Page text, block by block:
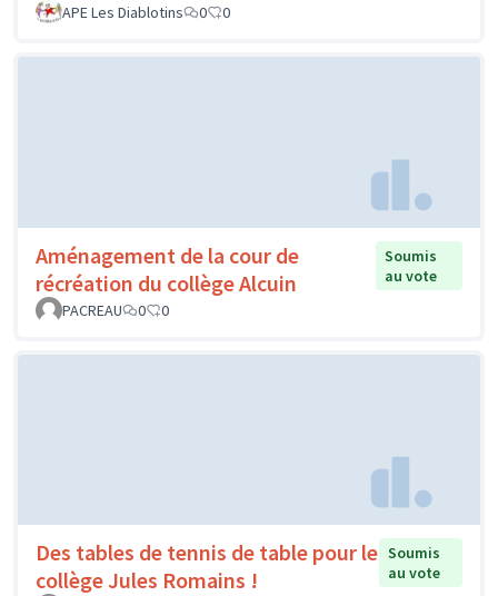
APE Les Diablotins 0 0
Aménagement de la cour de
récréation du collège Alcuin
Soumis
au vote
PACREAU
0 0
Des tables de tennis de table pour le
collège Jules Romains !
Soumis
au vote